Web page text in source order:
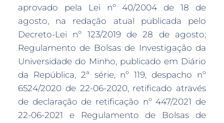
aprovado pela Lei nº 40/2004 de 18 de
agosto, na redação atual publicada pelo
Decreto-Lei nº 123/2019 de 28 de agosto;
Regulamento de Bolsas de Investigação da
Universidade do Minho, publicado em Diário
da República, 2ª série, nº 119, despacho nº
6524/2020 de 22-06-2020, retificado através
de declaração de retificação nº 447/2021 de
22-06-2021 e Regulamento de Bolsas de